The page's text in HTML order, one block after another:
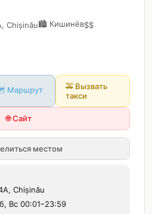
Chișinău🏙️ Кишинёв$$
Маршрут 🚕 Вызвать
такси
🌐 Сайт
местом
Chișinău
Вс 00:01–23:59